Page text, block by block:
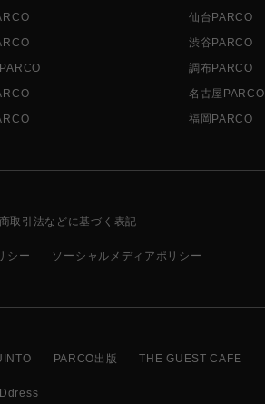
仙台PARCO
渋谷PARCO
調布PARCO
名古屋PARCO
福岡PARCO
取引法などに基づく表記
シー ソーシャルメディアポリシー
PARCO出版 THE GUEST CAFE